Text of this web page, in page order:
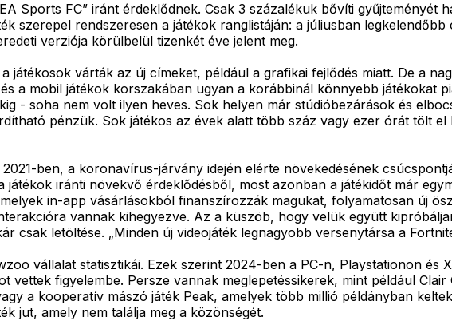
Sports FC” iránt érdeklődnek. Csak 3 százalékuk bővíti
szerepel rendszeresen a játékok ranglistáján: a júliusban
verziója körülbelül tizenkét éve jelent meg.
játékosok várták az új címeket, például a grafikai fejlődés miatt. De a
a mobil játékok korszakában ugyan a korábbinál könnyebb
- soha nem volt ilyen heves. Sok helyen már stúdióbezárások és
pénzük. Sok játékos az évek alatt több száz vagy ezer órát tölt
ben, a koronavírus-járvány idején elérte növekedésének
játékok iránti növekvő érdeklődésből, most azonban a játékidőt már
in-app vásárlásokból finanszírozzák magukat, folyamatosan új
vannak kihegyezve. Az a küszöb, hogy velük együtt
csak letöltése. „Minden új videojáték legnagyobb versenytársa a
vállalat statisztikái. Ezek szerint 2024-ben a PC-n, Playstationon és
vettek figyelembe. Persze vannak meglepetéssikerek, mint például
a kooperatív mászó játék Peak, amelyek több millió példányban
jut, amely nem találja meg a közönségét.